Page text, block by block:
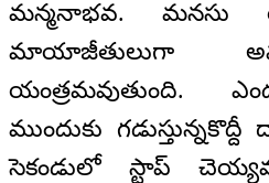
మన్మనాభవ. మనసు
మాయాజీతులుగా
యంత్రమవుతుంది.
ముందుకు
సెకండులో స్టాప్‌